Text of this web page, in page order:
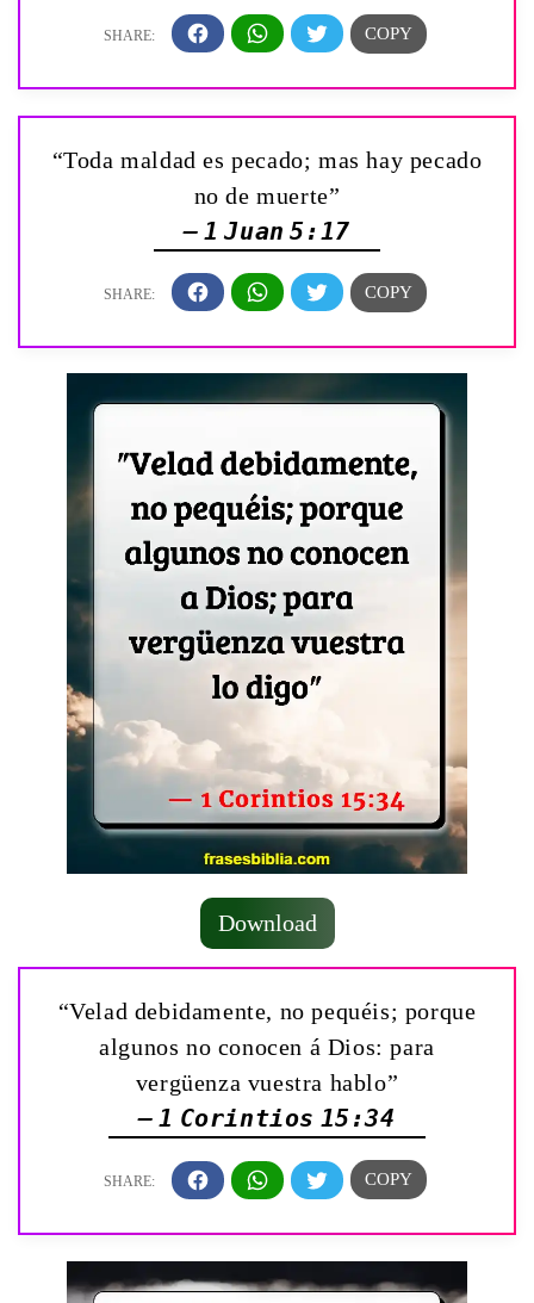
“Toda maldad es pecado; mas hay pecado
no de muerte”
— 1 Juan 5:17
Download
“Velad debidamente, no pequéis; porque
algunos no conocen á Dios: para
vergüenza vuestra hablo”
— 1 Corintios 15:34